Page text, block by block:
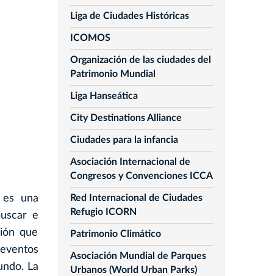
es una
e
que
La
Liga de Ciudades Históricas
ICOMOS
Organización de las ciudades del
Patrimonio Mundial
Liga Hanseática
City Destinations Alliance
Ciudades para la infancia
Asociación Internacional de
Congresos y Convenciones ICCA
Red Internacional de Ciudades
Refugio ICORN
Patrimonio Climático
Asociación Mundial de Parques
Urbanos (World Urban Parks)